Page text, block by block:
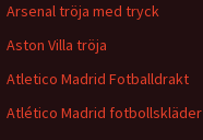
Arsenal tröja med tryck
Aston Villa tröja
Atletico Madrid Fotballdrakt
Atlético Madrid fotbollskläder